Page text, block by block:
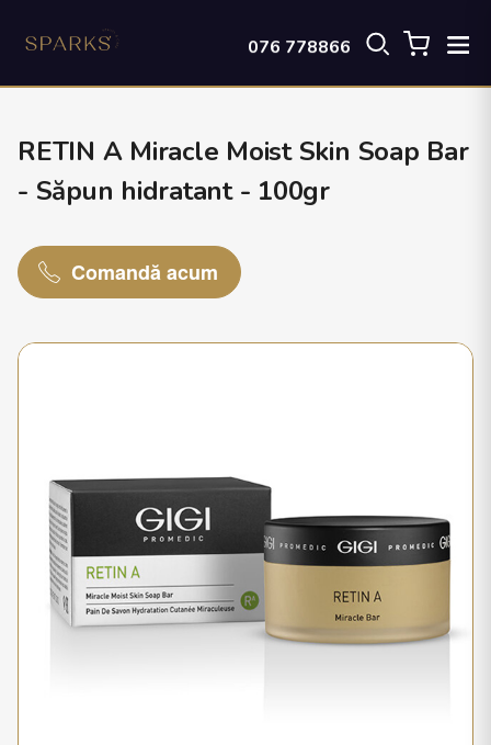
076 778866
RETIN A Miracle Moist Skin Soap Bar
- Săpun hidratant - 100gr
Comandă acum